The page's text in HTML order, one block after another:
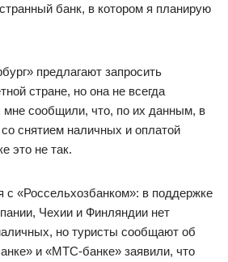
банк, в котором я планирую
предлагают запросить
стране, но она не всегда
мне сообщили, что, по их данным, в
снятием наличных и оплатой
это не так.
с «Россельхозбанком»: в поддержке
Чехии и Финляндии нет
но туристы сообщают об
и «МТС-банке» заявили, что